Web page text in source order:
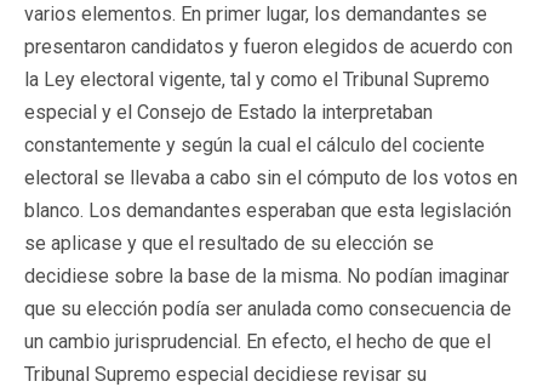
varios elementos. En primer lugar, los demandantes se
presentaron candidatos y fueron elegidos de acuerdo con
la Ley electoral vigente, tal y como el Tribunal Supremo
especial y el Consejo de Estado la interpretaban
constantemente y según la cual el cálculo del cociente
electoral se llevaba a cabo sin el cómputo de los votos en
blanco. Los demandantes esperaban que esta legislación
se aplicase y que el resultado de su elección se
decidiese sobre la base de la misma. No podían imaginar
que su elección podía ser anulada como consecuencia de
un cambio jurisprudencial. En efecto, el hecho de que el
Tribunal Supremo especial decidiese revisar su